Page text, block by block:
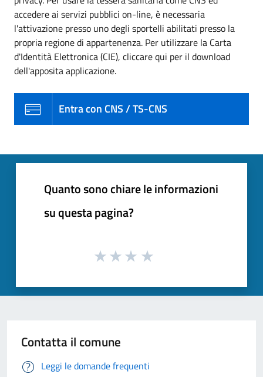
accedere ai servizi pubblici on-line, è necessaria
l'attivazione presso uno degli sportelli abilitati presso la
propria regione di appartenenza. Per utilizzare la Carta
d'Identità Elettronica (CIE), cliccare qui per il download
dell'apposita applicazione.
Entra con CNS / TS-CNS
Quanto sono chiare le informazioni
su questa pagina?
Contatta il comune
Leggi le domande frequenti